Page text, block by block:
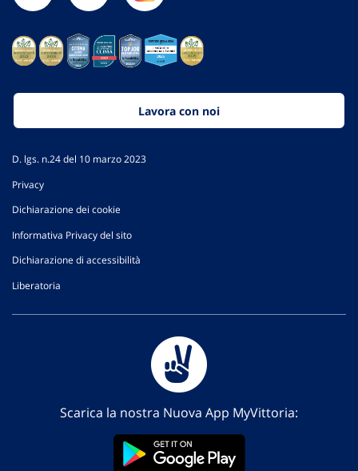
Lavora con noi
D. lgs. n.24 del 10 marzo 2023
Privacy
Dichiarazione dei cookie
Informativa Privacy del sito
Dichiarazione di accessibilità
Liberatoria
Scarica la nostra Nuova App MyVittoria: